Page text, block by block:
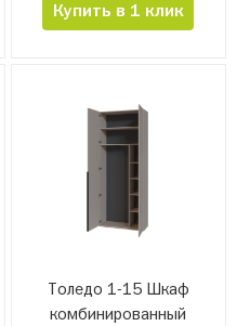
Купить в 1 клик
Толедо 1-15 Шкаф
комбинированный